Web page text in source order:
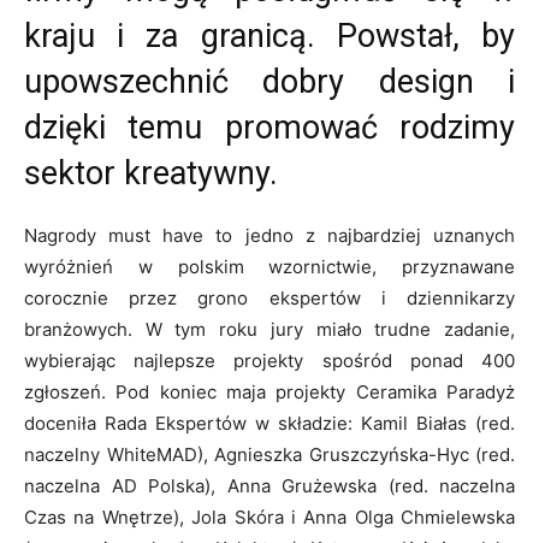
kraju i za granicą. Powstał, by
upowszechnić dobry design i
dzięki temu promować rodzimy
sektor kreatywny.
Nagrody must have to jedno z najbardziej uznanych
wyróżnień w polskim wzornictwie, przyznawane
corocznie przez grono ekspertów i dziennikarzy
branżowych. W tym roku jury miało trudne zadanie,
wybierając najlepsze projekty spośród ponad 400
zgłoszeń. Pod koniec maja projekty Ceramika Paradyż
doceniła Rada Ekspertów w składzie: Kamil Białas (red.
naczelny WhiteMAD), Agnieszka Gruszczyńska-Hyc (red.
naczelna AD Polska), Anna Grużewska (red. naczelna
Czas na Wnętrze), Jola Skóra i Anna Olga Chmielewska